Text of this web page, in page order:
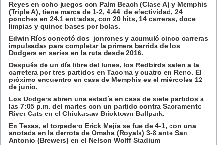
Reyes en ocho juegos con Palm Beach (Clase A) y Memphis
(Triple A), tiene marca de 1-2, 4.44 de efectividad, 24
ponches en 24.1 entradas, con 20 hits, 14 carreras, doce
limpias y quince bases por bolas.
Edwin Ríos conectó dos jonrones y acumuló cinco carreras
impulsadas para completar la primera barrida de los
Dodgers en series en la ruta desde 2016.
Después de un día libre del lunes, los Redbirds salen a la
carretera por tres partidos en Tacoma y cuatro en Reno. El
próximo encuentro en casa de Memphis es el miércoles 12
de junio.
Los Dodgers abren una estadía en casa de siete partidos a
las 7:05 p.m. del martes con un partido contra Sacramento
River Cats en el Chickasaw Bricktown Ballpark.
En Texas, el torpedero Erick Mejía se fue de 4-1, con una
anotada en la derrota de Omaha (Royals) 3-8 ante San
Antonio (Brewers) en el Nelson Wolff Stadium